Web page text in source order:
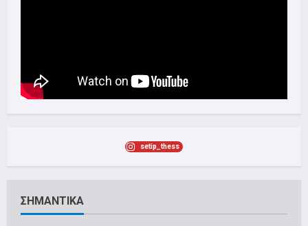
setip_thess
ΣΗΜΑΝΤΙΚΑ